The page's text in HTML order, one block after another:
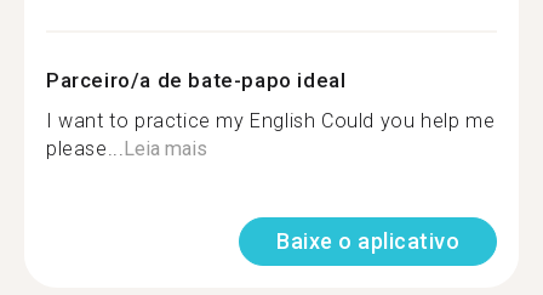
Parceiro/a de bate-papo ideal
I want to practice my English Could you help me
please...Leia mais
Baixe o aplicativo